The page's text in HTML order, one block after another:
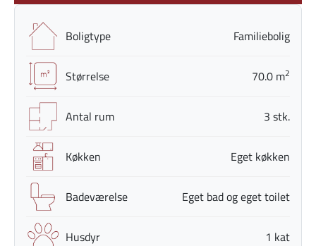
Boligtype Familiebolig
Størrelse 70.0 m2
Antal rum 3 stk.
Køkken Eget køkken
Badeværelse Eget bad og eget toilet
Husdyr 1 kat